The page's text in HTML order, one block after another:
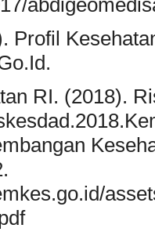
Profil
RI. (2018).